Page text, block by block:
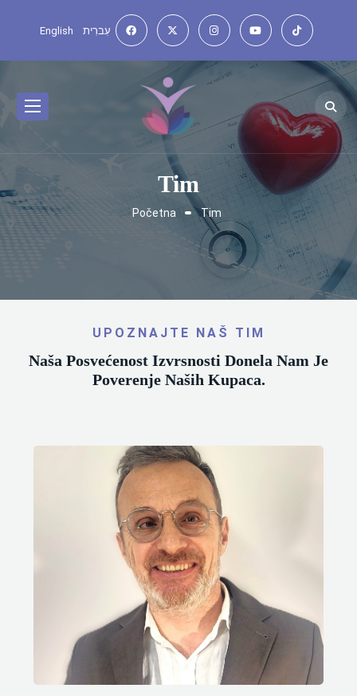
English עִברִית
Tim
Početna Tim
UPOZNAJTE NAŠ TIM
Naša Posvećenost Izvrsnosti Donela Nam Je
Poverenje Naših Kupaca.